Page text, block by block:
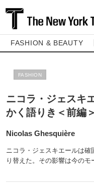
FASHION & BEAUTY
FASHION
ニコラ・ジェスキ
かく語りき＜前編＞
Nicolas Ghesquière
ニコラ・ジェスキエールは
り替えた。その影響は今の